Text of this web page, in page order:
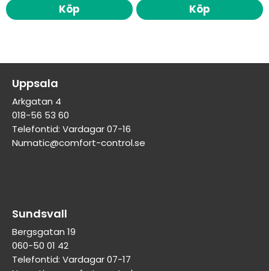
Köp Köp
Uppsala
Arkgatan 4
018-56 53 60
Telefontid: Vardagar 07-16
Numatic@comfort-control.se
Sundsvall
Bergsgatan 19
060-50 01 42
Telefontid: Vardagar 07-17